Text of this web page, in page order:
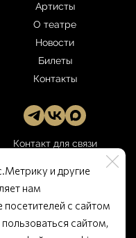
Артисты
О театре
Новости
Билеты
Контакты
Контакт для связи
и другие
нам
посетителей с сайтом
сайтом,